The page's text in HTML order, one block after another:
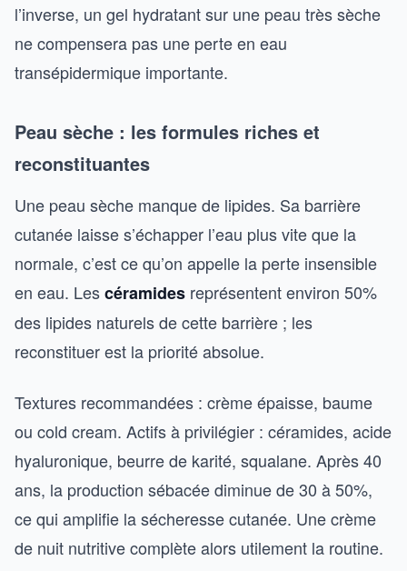
l’inverse, un gel hydratant sur une peau très sèche
ne compensera pas une perte en eau
transépidermique importante.
Peau sèche : les formules riches et
reconstituantes
Une peau sèche manque de lipides. Sa barrière
cutanée laisse s’échapper l’eau plus vite que la
normale, c’est ce qu’on appelle la perte insensible
en eau. Lescéramides représentent environ 50%
des lipides naturels de cette barrière ; les
reconstituer est la priorité absolue.
Textures recommandées : crème épaisse, baume
ou cold cream. Actifs à privilégier : céramides, acide
hyaluronique, beurre de karité, squalane. Après 40
ans, la production sébacée diminue de 30 à 50%,
ce qui amplifie la sécheresse cutanée. Une crème
de nuit nutritive complète alors utilement la routine.